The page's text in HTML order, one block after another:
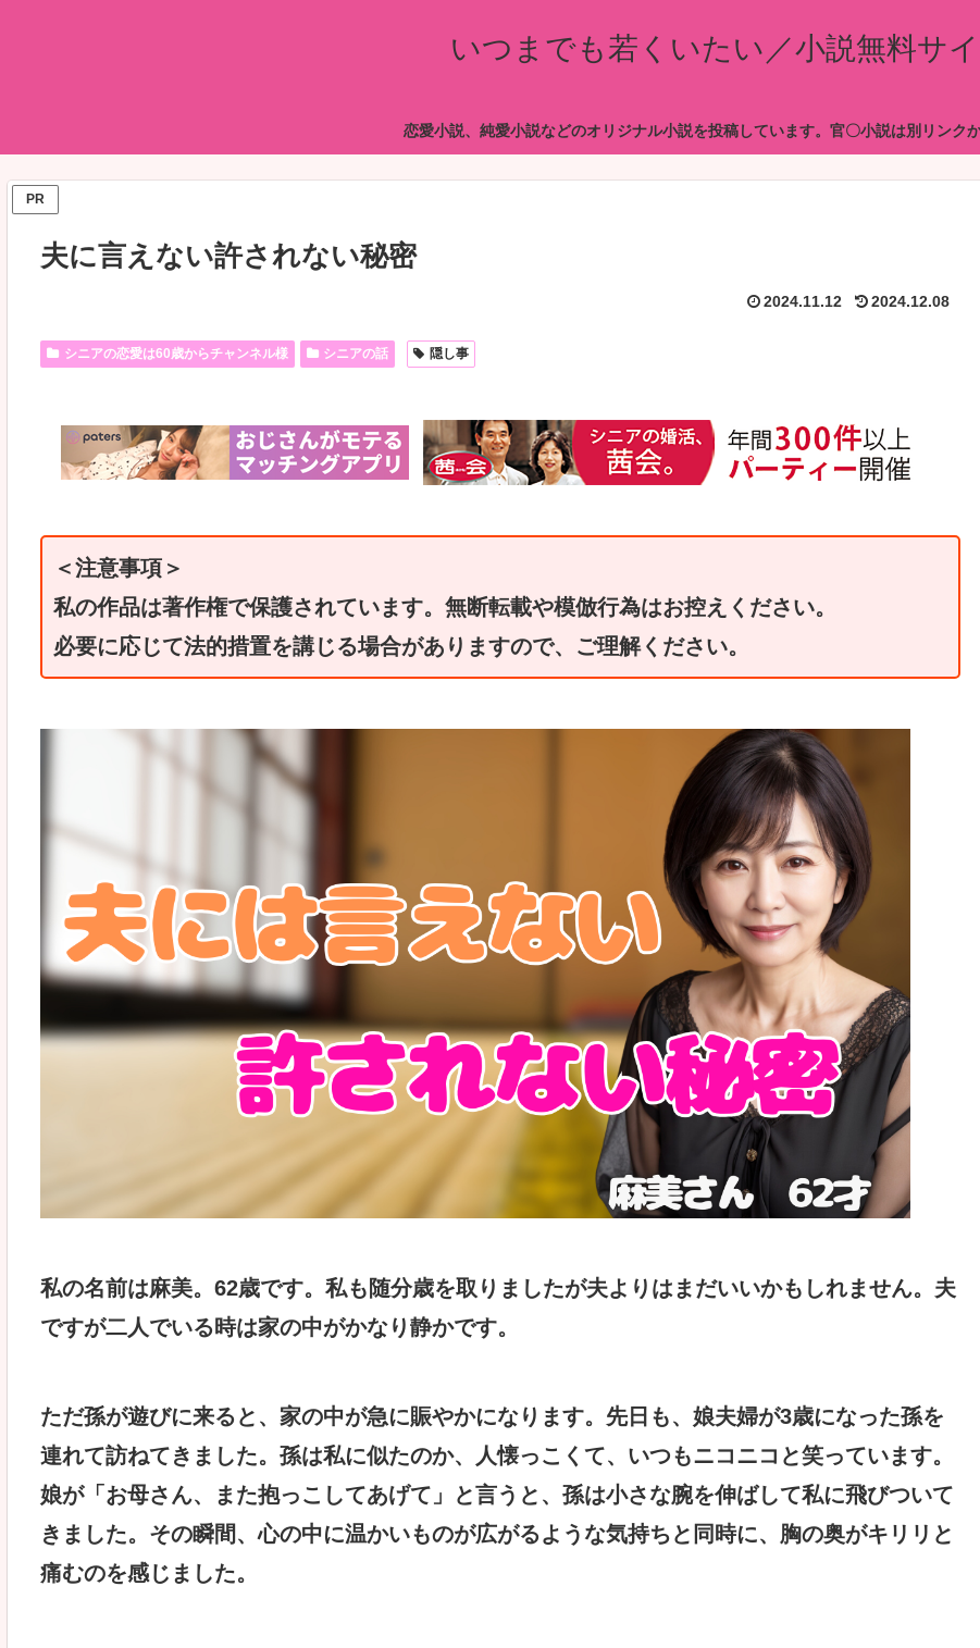
いつまでも若くいたい／小説無料サイ
恋愛小説、純愛小説などのオリジナル小説を投稿しています。官〇小説は別リンク
PR
夫に言えない許されない秘密
2024.11.12 2024.12.08
シニアの恋愛は60歳からチャンネル様 シニアの話 隠し事
＜注意事項＞
私の作品は著作権で保護されています。無断転載や模倣行為はお控えください。
必要に応じて法的措置を講じる場合がありますので、ご理解ください。
私の名前は麻美。62歳です。私も随分歳を取りましたが夫よりはまだいいかもしれません。夫
ですが二人でいる時は家の中がかなり静かです。
ただ孫が遊びに来ると、家の中が急に賑やかになります。先日も、娘夫婦が3歳になった孫を
連れて訪ねてきました。孫は私に似たのか、人懐っこくて、いつもニコニコと笑っています。
娘が「お母さん、また抱っこしてあげて」と言うと、孫は小さな腕を伸ばして私に飛びついて
きました。その瞬間、心の中に温かいものが広がるような気持ちと同時に、胸の奥がキリリと
痛むのを感じました。